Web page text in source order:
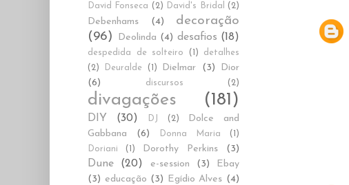
David Fonseca (2) David's Bridal (2)
Debenhams (4)
decoração
(96)
Deolinda (4) desafios (18)
despedida de solteiro (1)
detalhes
(2)
Deuralde (1) Dielmar (3)
Dior
(6)
discursos (2)
divagações (181)
DIY (30) DJ (2)
Dolce and
Gabbana
(6) Donna Maria
(1)
Doriani
(1) Dorothy Perkins (3)
Dune (20) e-session (3)
Ebay
(3) educação (3) Egídio Alves (4)